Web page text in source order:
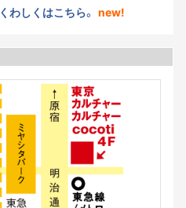
くわしくはこちら。 new!